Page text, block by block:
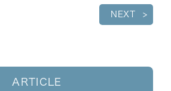
NEXT
ARTICLE